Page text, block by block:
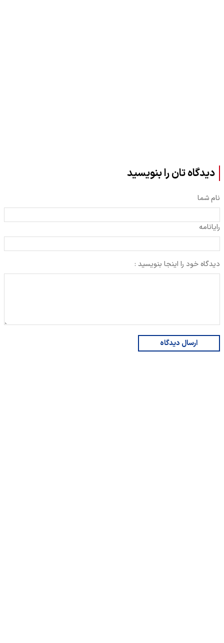
دیدگاه تان را بنویسید
نام شما
رایانامه
دیدگاه خود را اینجا بنویسید :
ارسال دیدگاه